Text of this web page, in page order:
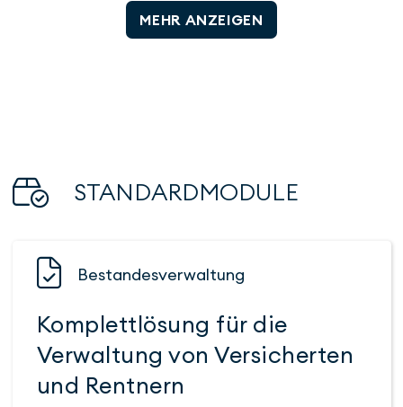
MEHR ANZEIGEN
STANDARD­MODULE
Bestandes­verwaltung
Komplett­lösung für die
Verwal­tung von Versi­cher­ten
und Rent­nern